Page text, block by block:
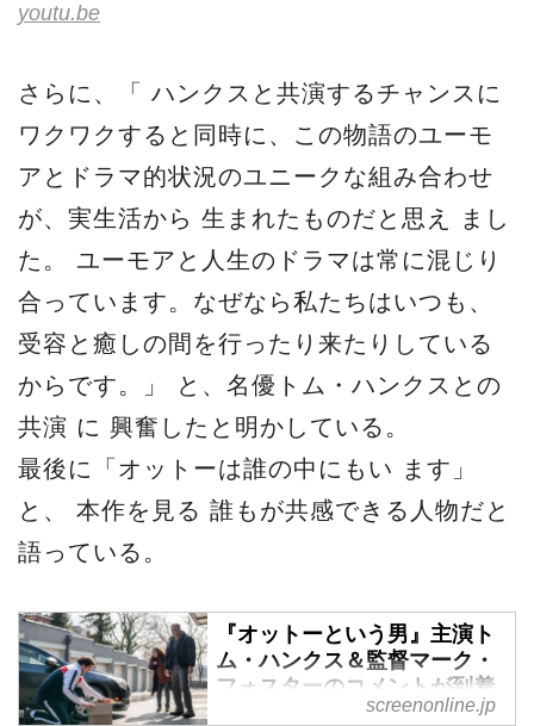
youtu.be
さらに、「 ハンクスと共演するチャンスに
ワクワクすると同時に、この物語のユーモ
アとドラマ的状況のユニークな組み合わせ
が、実生活から 生まれたものだと思え まし
た。 ユーモアと人生のドラマは常に混じり
合っています。なぜなら私たちはいつも、
受容と癒しの間を行ったり来たりしている
からです。」 と、名優トム・ハンクスとの
共演 に 興奮したと明かしている。
最後に「オットーは誰の中にもい ます」
と、 本作を見る 誰もが共感できる人物だと
語っている。
『オットーという男』主演ト
ム・ハンクス＆監督マーク・
フォスターのコメントが到着
- SCREEN ONLINE（スクリ
screenonline.jp